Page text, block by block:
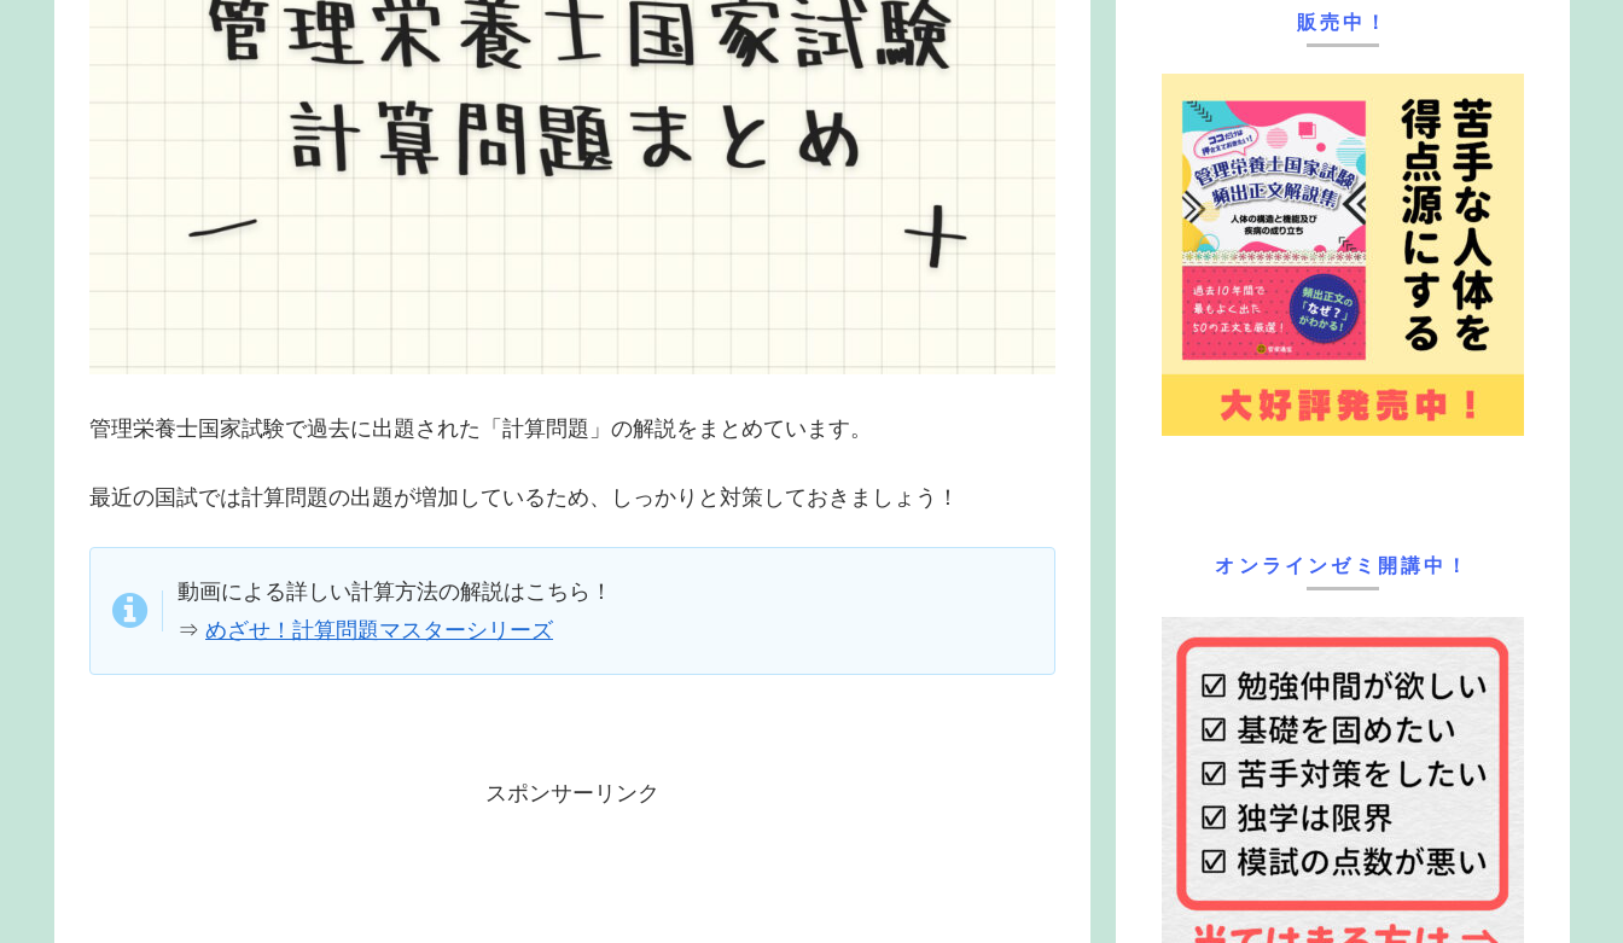
管理栄養士国家試験で過去に出題された「計算問題」の解説をまとめています。
最近の国試では計算問題の出題が増加しているため、しっかりと対策しておきましょう！
動画による詳しい計算方法の解説はこちら！
⇒ めざせ！計算問題マスターシリーズ
スポンサーリンク
販売中！
オンラインゼミ開講中！